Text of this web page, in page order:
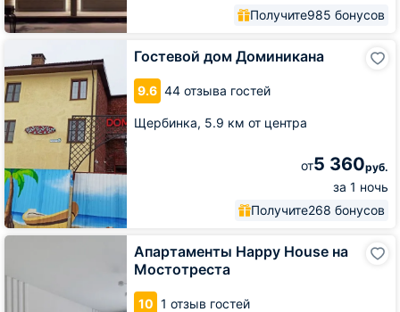
Получите985 бонусов
Гостевой дом Доминикана
9.6 44 отзыва гостей
Щербинка, 5.9 км от центра
от5 360руб.
за 1 ночь
Получите268 бонусов
дом
Доминикана
Апартаменты Happy House на
Мостотреста
10 1 отзыв гостей
Апартаменты
House